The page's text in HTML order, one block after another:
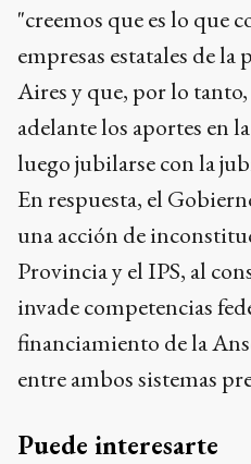
"creemos que es lo que
empresas estatales de
Aires y que, por lo
adelante los aportes en
luego jubilarse con la
En respuesta, el
una acción de
Provincia y el IPS, al
invade competencias
financiamiento de la
entre ambos sistemas
Puede interesarte